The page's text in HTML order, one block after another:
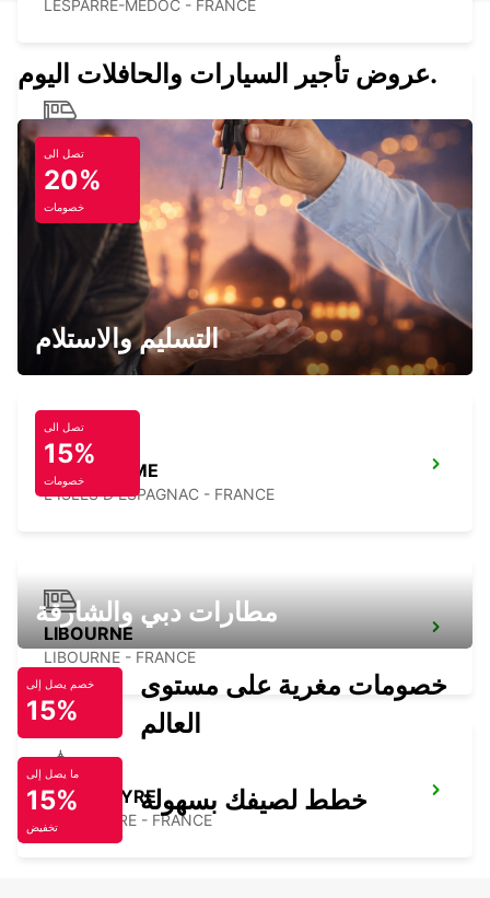
LESPARRE-MEDOC - FRANCE
ROYAN GARE
ROYAN - FRANCE
ANGOULEME RRS
ANGOULEME - FRANCE
ANGOULEME
L ISLES D ESPAGNAC - FRANCE
LIBOURNE
LIBOURNE - FRANCE
LA PALMYRE
LA PALMYRE - FRANCE
عروض تأجير السيارات والحافلات اليوم.
تصل الى
20%
خصومات
التسليم والاستلام
تصل الى
15%
خصومات
مطارات دبي والشارقة
خصم يصل إلى
15%
خصومات مغرية على مستوى
العالم
ما يصل إلى
15%
تخفيض
خطط لصيفك بسهولة